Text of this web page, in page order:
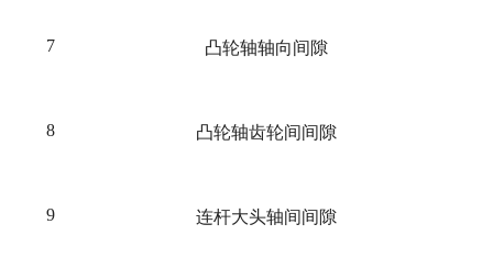
7 凸轮轴轴向间隙
8 凸轮轴齿轮间间隙
9 连杆大头轴间间隙